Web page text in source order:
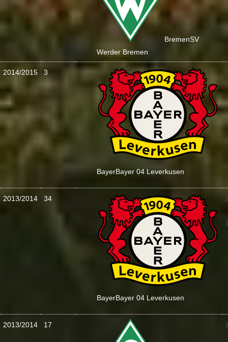
BremenSV
Werder Bremen
2014/2015 3
BayerBayer 04 Leverkusen
:
2013/2014 34
BayerBayer 04 Leverkusen
:
2013/2014 17
: